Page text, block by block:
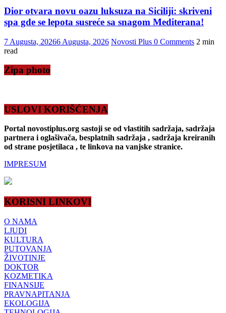
Dior otvara novu oazu luksuza na Siciliji: skriveni
spa gde se lepota susreće sa snagom Mediterana!
7 Augusta, 20266 Augusta, 2026 Novosti Plus 0 Comments 2 min
read
Zipa photo
USLOVI KORIŠĆENJA
Portal novostiplus.org sastoji se od vlastitih sadržaja, sadržaja
partnera i oglašivača, besplatnih sadržaja , sadržaja kreiranih
od strane posjetilaca , te linkova na vanjske stranice.
IMPRESUM
KORISNI LINKOVI
O NAMA
LJUDI
KULTURA
PUTOVANJA
ŽIVOTINJE
DOKTOR
KOZMETIKA
FINANSIJE
PRAVNAPITANJA
EKOLOGIJA